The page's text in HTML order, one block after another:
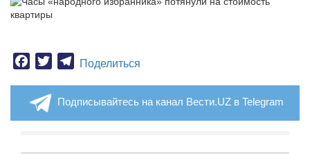
Facebook
TwitterTelegram
Поделиться
Подписывайтесь на канал Вести.UZ в Telegram